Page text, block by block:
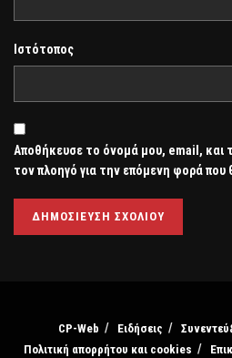
Ιστότοπος
Αποθήκευσε το όνομά μου, email, και
τον πλοηγό για την επόμενη φορά που
CP-Web Ειδήσεις
Πολιτική απορρήτου και cookies